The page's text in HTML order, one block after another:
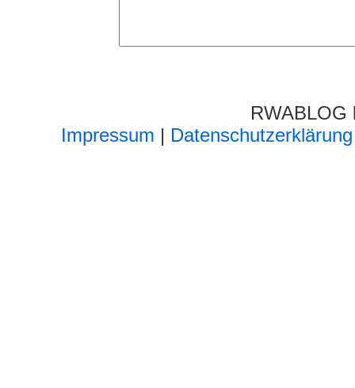
Impressum | Datenschutzerklärung